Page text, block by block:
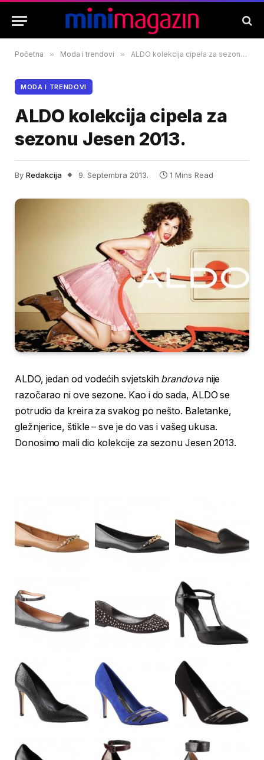
Početna » Moda i trendovi » ALDO kolekcija cipela za sezonu Jesen 2013.
MODA I TRENDOVI
ALDO kolekcija cipela za
sezonu Jesen 2013.
By Redakcija 9. Septembra 2013. 1 Mins Read
ALDO, jedan od vodećih svjetskih brandovanije
razočarao ni ove sezone. Kao i do sada, ALDO se
potrudio da kreira za svakog po nešto. Baletanke,
gležnjerice, štikle – sve je do vas i vašeg ukusa.
Donosimo mali dio kolekcije za sezonu Jesen 2013.